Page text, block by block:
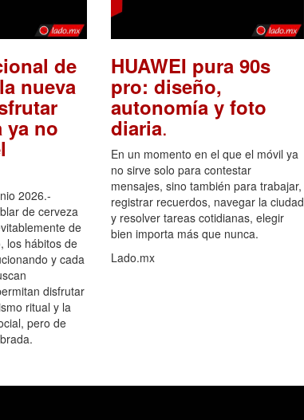
de
nueva
ya no
2026.-
de cerveza
de
los hábitos de
y cada
disfrutar
ritual y la
pero de
HUAWEI pura 90s
pro: diseño,
autonomía y foto
diaria.
En un momento en el que el móvil ya
no sirve solo para contestar
mensajes, sino también para trabajar,
registrar recuerdos, navegar la ciudad
y resolver tareas cotidianas, elegir
bien importa más que nunca.
Lado.mx